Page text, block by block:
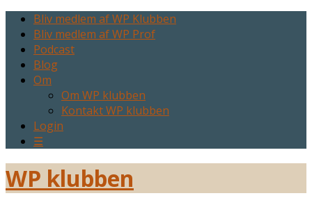
Bliv medlem af WP Klubben
Bliv medlem af WP Prof
Podcast
Blog
Om
Om WP klubben
Kontakt WP klubben
Login
☰
WP klubben